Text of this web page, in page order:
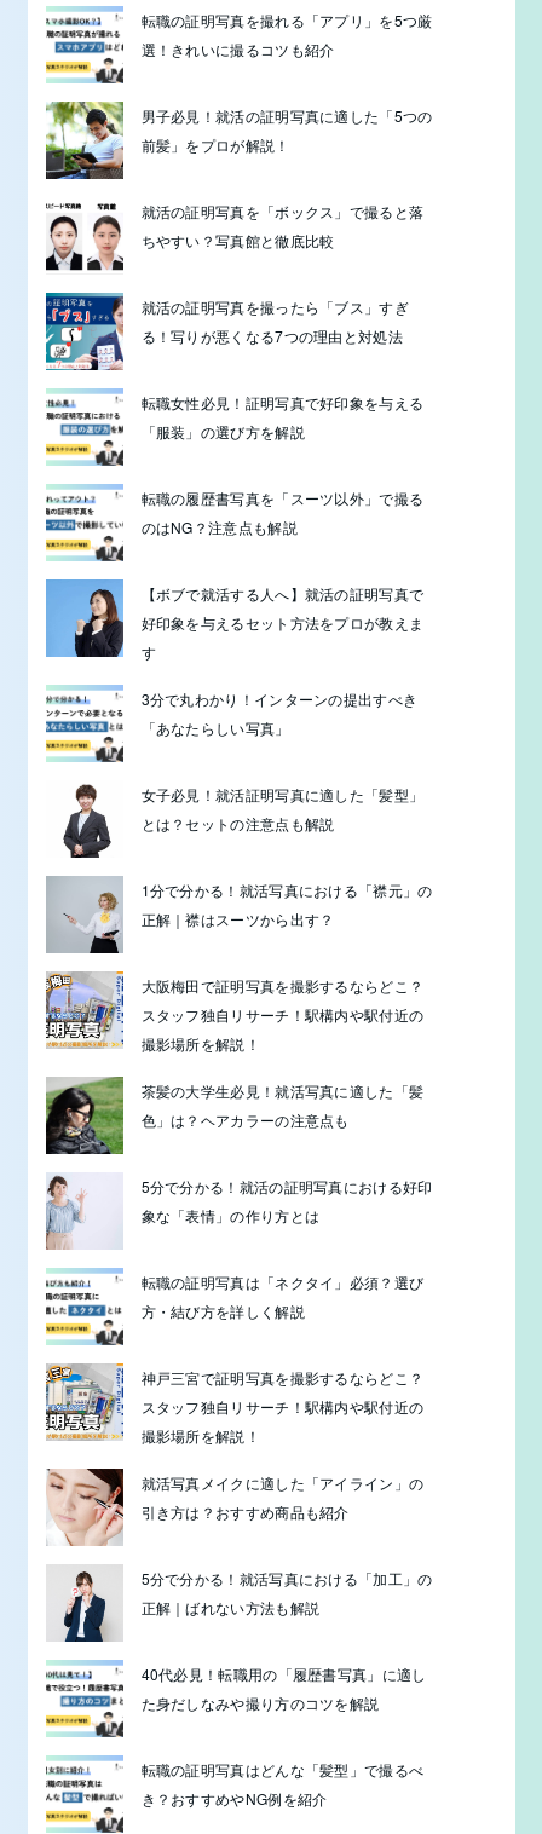
転職の証明写真を撮れる「アプリ」を5つ厳
選！きれいに撮るコツも紹介
男子必見！就活の証明写真に適した「5つの
前髪」をプロが解説！
就活の証明写真を「ボックス」で撮ると落
ちやすい？写真館と徹底比較
就活の証明写真を撮ったら「ブス」すぎ
る！写りが悪くなる7つの理由と対処法
転職女性必見！証明写真で好印象を与える
「服装」の選び方を解説
転職の履歴書写真を「スーツ以外」で撮る
のはNG？注意点も解説
【ボブで就活する人へ】就活の証明写真で
好印象を与えるセット方法をプロが教えま
す
3分で丸わかり！インターンの提出すべき
「あなたらしい写真」
女子必見！就活証明写真に適した「髪型」
とは？セットの注意点も解説
1分で分かる！就活写真における「襟元」の
正解｜襟はスーツから出す？
大阪梅田で証明写真を撮影するならどこ？
スタッフ独自リサーチ！駅構内や駅付近の
撮影場所を解説！
茶髪の大学生必見！就活写真に適した「髪
色」は？ヘアカラーの注意点も
5分で分かる！就活の証明写真における好印
象な「表情」の作り方とは
転職の証明写真は「ネクタイ」必須？選び
方・結び方を詳しく解説
神戸三宮で証明写真を撮影するならどこ？
スタッフ独自リサーチ！駅構内や駅付近の
撮影場所を解説！
就活写真メイクに適した「アイライン」の
引き方は？おすすめ商品も紹介
5分で分かる！就活写真における「加工」の
正解｜ばれない方法も解説
40代必見！転職用の「履歴書写真」に適し
た身だしなみや撮り方のコツを解説
転職の証明写真はどんな「髪型」で撮るべ
き？おすすめやNG例を紹介